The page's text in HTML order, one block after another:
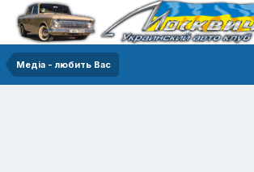
Медіа - любить Вас